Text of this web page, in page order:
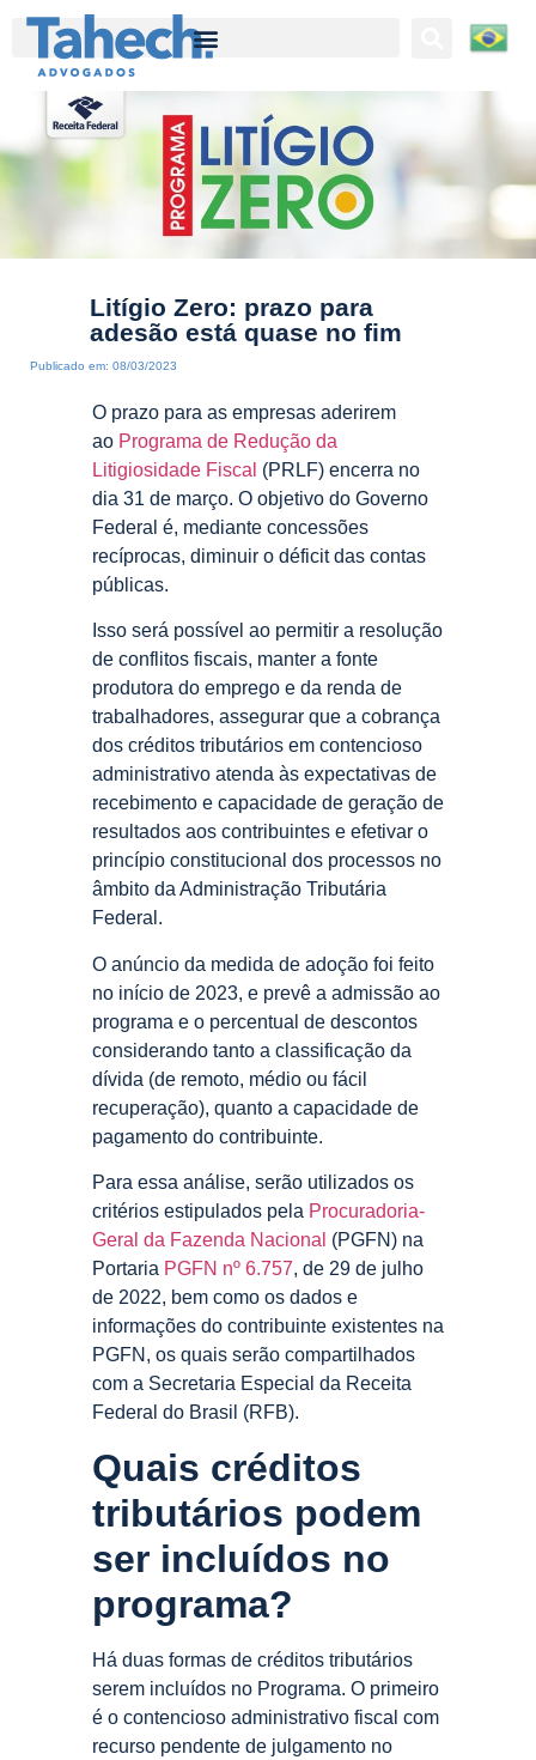
Litígio Zero: prazo para
adesão está quase no fim
Publicado em: 08/03/2023
O prazo para as empresas aderirem
ao Programa de Redução da
Litigiosidade Fiscal (PRLF) encerra no
dia 31 de março. O objetivo do Governo
Federal é, mediante concessões
recíprocas, diminuir o déficit das contas
públicas.
Isso será possível ao permitir a resolução
de conflitos fiscais, manter a fonte
produtora do emprego e da renda de
trabalhadores, assegurar que a cobrança
dos créditos tributários em contencioso
administrativo atenda às expectativas de
recebimento e capacidade de geração de
resultados aos contribuintes e efetivar o
princípio constitucional dos processos no
âmbito da Administração Tributária
Federal.
O anúncio da medida de adoção foi feito
no início de 2023, e prevê a admissão ao
programa e o percentual de descontos
considerando tanto a classificação da
dívida (de remoto, médio ou fácil
recuperação), quanto a capacidade de
pagamento do contribuinte.
Para essa análise, serão utilizados os
critérios estipulados pela Procuradoria-
Geral da Fazenda Nacional (PGFN) na
Portaria PGFN nº 6.757, de 29 de julho
de 2022, bem como os dados e
informações do contribuinte existentes na
PGFN, os quais serão compartilhados
com a Secretaria Especial da Receita
Federal do Brasil (RFB).
Quais créditos
tributários podem
ser incluídos no
programa?
Há duas formas de créditos tributários
serem incluídos no Programa. O primeiro
é o contencioso administrativo fiscal com
recurso pendente de julgamento no